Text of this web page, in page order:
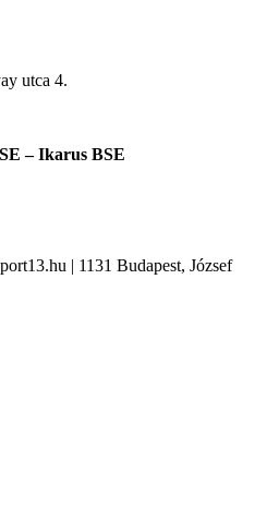
utca 4.
– Ikarus BSE
| 1131 Budapest, József